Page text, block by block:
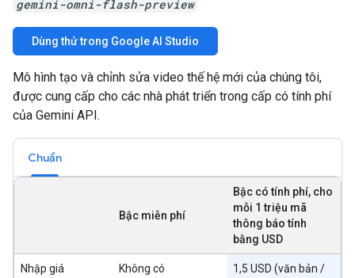
gemini-omni-flash-preview
Dùng thử trong Google AI Studio
Mô hình tạo và chỉnh sửa video thế hệ mới của chúng tôi,
được cung cấp cho các nhà phát triển trong cấp có tính phí
của Gemini API.
Chuẩn
Bậc miễn phí
Bậc có tính phí, cho
mỗi 1 triệu mã
thông báo tính
bằng USD
Nhập giá Không có
1,5 USD (văn bản /